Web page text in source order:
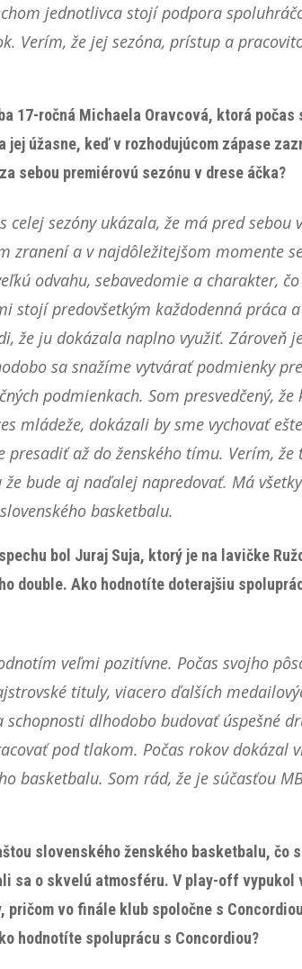
jednotlivca stojí podpora
Verím, že jej sezóna, prístup a
17-ročná Michaela Oravcová, ktorá
úžasne, keď v rozhodujúcom zápase
sebou premiérovú sezónu v drese áčka?
celej sezóny ukázala, že má pred
zranení a v najdôležitejšom momente
odvahu, sebavedomie a charakter,
stojí predovšetkým každodenná
že ju dokázala naplno využiť.
sa snažíme vytvárať podmienky
podmienkach. Som presvedčený,
mládeže, dokázali by sme vychovať
presadiť až do ženského tímu. Verím,
bude aj naďalej napredovať. Má
basketbalu.
bol Juraj Suja, ktorý je na lavičke
double. Ako hodnotíte doterajšiu
veľmi pozitívne. Počas svojho
tituly, viacero ďalších
dlhodobo budovať úspešné
pod tlakom. Počas rokov
basketbalu. Som rád, že je súčasťou
slovenského ženského basketbalu,
sa o skvelú atmosféru. V play-off
pričom vo finále klub spoločne s
hodnotíte spoluprácu s Concordiou?